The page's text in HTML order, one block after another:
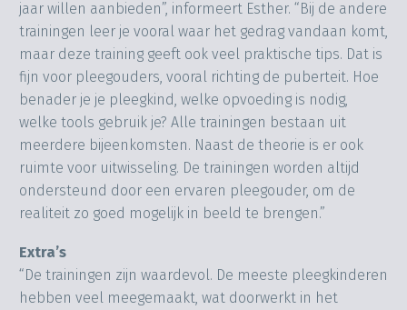
jaar willen aanbieden”, informeert Esther. “Bij de andere
trainingen leer je vooral waar het gedrag vandaan komt,
maar deze training geeft ook veel praktische tips. Dat is
fijn voor pleegouders, vooral richting de puberteit. Hoe
benader je je pleegkind, welke opvoeding is nodig,
welke tools gebruik je? Alle trainingen bestaan uit
meerdere bijeenkomsten. Naast de theorie is er ook
ruimte voor uitwisseling. De trainingen worden altijd
ondersteund door een ervaren pleegouder, om de
realiteit zo goed mogelijk in beeld te brengen.”
Extra’s
“De trainingen zijn waardevol. De meeste pleegkinderen
hebben veel meegemaakt, wat doorwerkt in het